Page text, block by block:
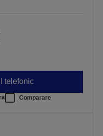
telefonic
Comparare